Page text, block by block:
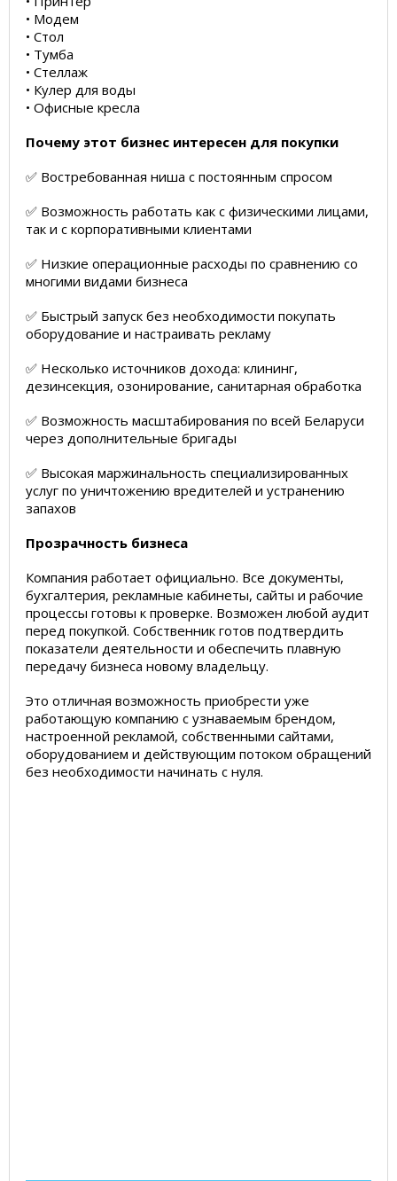
• Модем
• Стол
• Тумба
• Стеллаж
• Кулер для воды
• Офисные кресла
Почему этот бизнес интересен для покупки
✅ Востребованная ниша с постоянным спросом
✅ Возможность работать как с физическими лицами,
так и с корпоративными клиентами
✅ Низкие операционные расходы по сравнению со
многими видами бизнеса
✅ Быстрый запуск без необходимости покупать
оборудование и настраивать рекламу
✅ Несколько источников дохода: клининг,
дезинсекция, озонирование, санитарная обработка
✅ Возможность масштабирования по всей Беларуси
через дополнительные бригады
✅ Высокая маржинальность специализированных
услуг по уничтожению вредителей и устранению
запахов
Прозрачность бизнеса
Компания работает официально. Все документы,
бухгалтерия, рекламные кабинеты, сайты и рабочие
процессы готовы к проверке. Возможен любой аудит
перед покупкой. Собственник готов подтвердить
показатели деятельности и обеспечить плавную
передачу бизнеса новому владельцу.
Это отличная возможность приобрести уже
работающую компанию с узнаваемым брендом,
настроенной рекламой, собственными сайтами,
оборудованием и действующим потоком обращений
без необходимости начинать с нуля.